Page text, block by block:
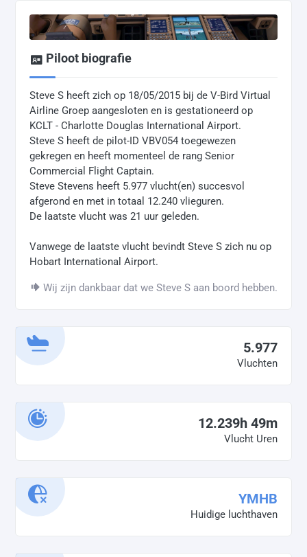
Piloot biografie
Steve S heeft zich op 18/05/2015 bij de V-Bird Virtual
Airline Groep aangesloten en is gestationeerd op
KCLT - Charlotte Douglas International Airport.
Steve S heeft de pilot-ID VBV054 toegewezen
gekregen en heeft momenteel de rang Senior
Commercial Flight Captain.
Steve Stevens heeft 5.977 vlucht(en) succesvol
afgerond en met in totaal 12.240 vlieguren.
De laatste vlucht was 21 uur geleden.
Vanwege de laatste vlucht bevindt Steve S zich nu op
Hobart International Airport.
Wij zijn dankbaar dat we Steve S aan boord hebben.
5.977
Vluchten
12.239h 49m
Vlucht Uren
YMHB
Huidige luchthaven